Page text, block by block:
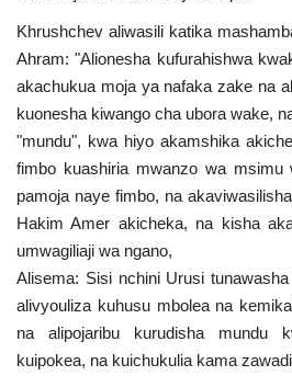
Khrushchev aliwasili katika
Ahram: "Alionesha kufurahishwa
akachukua moja ya nafaka zake na
kuonesha kiwango cha ubora wake,
"mundu", kwa hiyo akamshika
fimbo kuashiria mwanzo wa msimu
pamoja naye fimbo, na
Hakim Amer akicheka, na kisha
umwagiliaji wa ngano,
Alisema: Sisi nchini Urusi
alivyouliza kuhusu mbolea na
na alipojaribu kurudisha mundu
kuipokea, na kuichukulia kama